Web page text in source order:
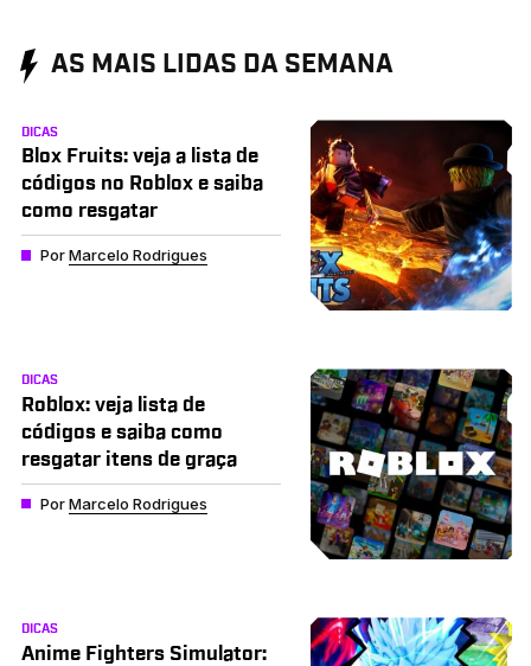
AS MAIS LIDAS DA SEMANA
DICAS
Blox Fruits: veja a lista de
códigos no Roblox e saiba
como resgatar
PorMarcelo Rodrigues
DICAS
Roblox: veja lista de
códigos e saiba como
resgatar itens de graça
PorMarcelo Rodrigues
DICAS
Anime Fighters Simulator: